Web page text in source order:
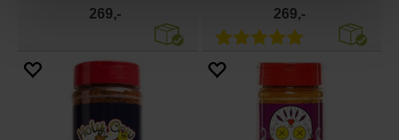
269,- 269,-